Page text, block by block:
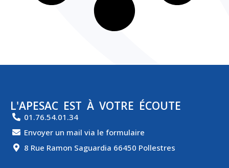
L'APESAC EST À VOTRE ÉCOUTE
01.76.54.01.34
Envoyer un mail via le formulaire
8 Rue Ramon Saguardia 66450 Pollestres